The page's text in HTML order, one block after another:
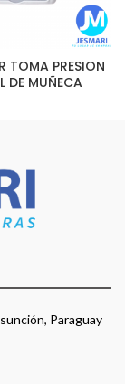
TOMA PRESION
DE MUÑECA
Paraguay